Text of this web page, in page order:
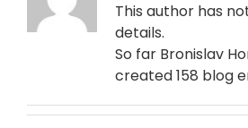
This author has
details.
So far Bronislav
created 158 blog